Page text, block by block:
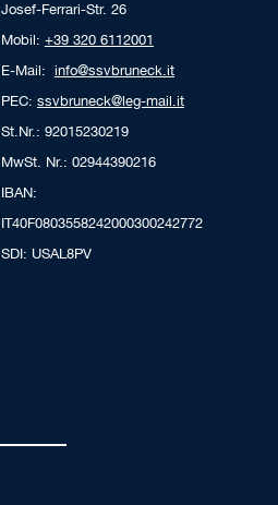
Josef-Ferrari-Str. 26
Mobil: +39 320 6112001
E-Mail: info@ssvbruneck.it
PEC: ssvbruneck@leg-mail.it
St.Nr.: 92015230219
MwSt. Nr.: 02944390216
IBAN:
IT40F0803558242000300242772
SDI: USAL8PV